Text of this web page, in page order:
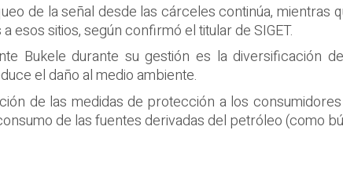
de la señal desde las cárceles continúa, mientras
esos sitios, según confirmó el titular de SIGET.
Bukele durante su gestión es la diversificación
el daño al medio ambiente.
de las medidas de protección a los
de las fuentes derivadas del petróleo (como